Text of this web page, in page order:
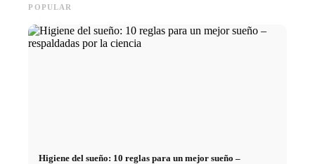
POPULAR
Higiene del sueño: 10 reglas para un mejor sueño –